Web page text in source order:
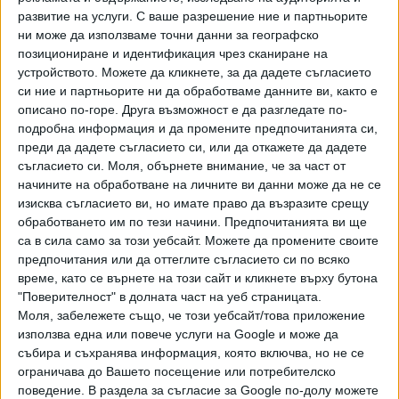
развитие на услуги. С ваше разрешение ние и партньорите
ни може да използваме точни данни за географско
позициониране и идентификация чрез сканиране на
устройството. Можете да кликнете, за да дадете съгласието
си ние и партньорите ни да обработваме данните ви, както е
описано по-горе. Друга възможност е да разгледате по-
подробна информация и да промените предпочитанията си,
преди да дадете съгласието си, или да откажете да дадете
съгласието си.
Моля, обърнете внимание, че за част от
начините на обработване на личните ви данни може да не се
изисква съгласието ви, но имате право да възразите срещу
обработването им по тези начини. Предпочитанията ви ще
са в сила само за този уебсайт. Можете да промените своите
предпочитания или да оттеглите съгласието си по всяко
време, като се върнете на този сайт и кликнете върху бутона
"Поверителност" в долната част на уеб страницата.
Моля, забележете също, че този уебсайт/това приложение
използва една или повече услуги на Google и може да
събира и съхранява информация, която включва, но не се
ограничава до Вашето посещение или потребителско
поведение. В раздела за съгласие за Google по-долу можете
тегленето на фаталния тираж. Според министър Пешев
"в процес на уточняване е дали комисията е била на
място и дали си е свършила правилно работата, но мога
да говоря, когато приключи проверката".
Въпреки това процедурата по промени в управата на
тотализатора вече е в ход. Тя идва само месец, след
като Иван Пешев обяви конкурс за смяна на един
представител на държавата в УС на БСТ. На този
конкурс се явиха двама души. Те първоначално бяха
допуснати напред, но впоследствие (явно след гафа от
тиража на "5 от 35") и двамата бяха отрязани за третата
фаза - устното събеседване.
Двамата бяха Румяна Толова и Иван Костадинов. Толова
бе първо общински съветник, а след това зам. кмет на
район "Централен" в Пловдив, но на 7 януари обяви, че
напуска партия "Кауза за България", в която силният
човек е бившият зам. кмет на града, а сега общински